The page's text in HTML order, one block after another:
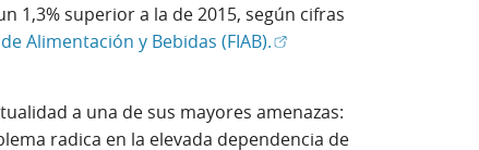
1,3% superior a la de 2015, según cifras
Alimentación y Bebidas (FIAB).(Abrir en ventana nueva)
a una de sus mayores amenazas:
radica en la elevada dependencia de